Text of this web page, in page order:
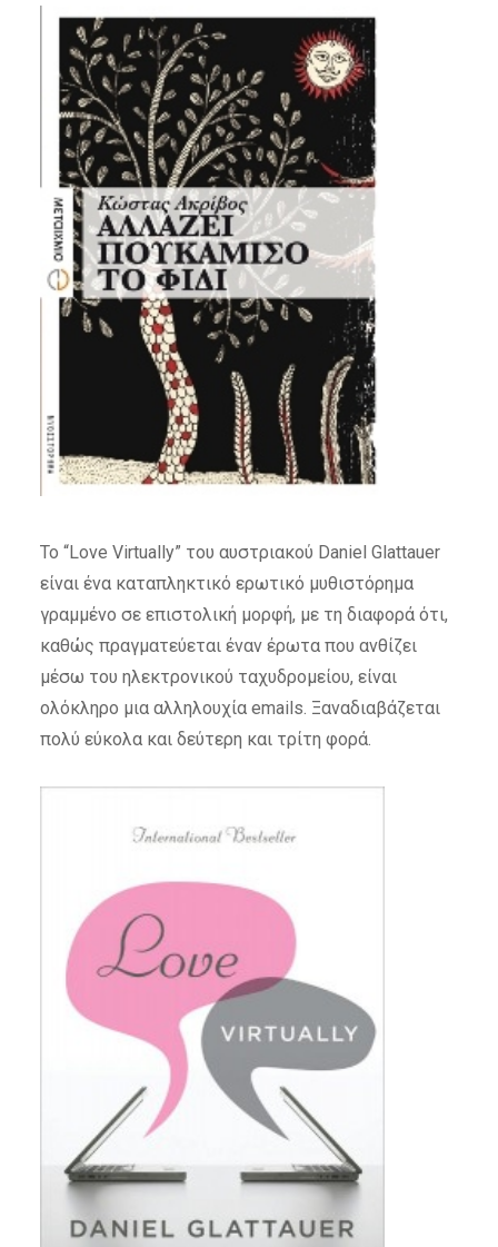
Το “Love Virtually” του αυστριακού Daniel Glattauer
είναι ένα καταπληκτικό ερωτικό μυθιστόρημα
γραμμένο σε επιστολική μορφή, με τη διαφορά ότι,
καθώς πραγματεύεται έναν έρωτα που ανθίζει
μέσω του ηλεκτρονικού ταχυδρομείου, είναι
ολόκληρο μια αλληλουχία emails. Ξαναδιαβάζεται
πολύ εύκολα και δεύτερη και τρίτη φορά.